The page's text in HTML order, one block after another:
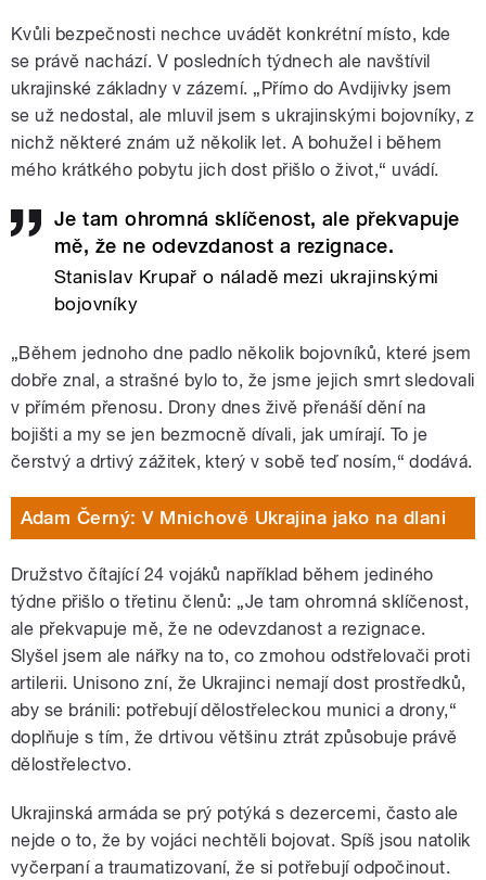
Kvůli bezpečnosti nechce uvádět konkrétní místo, kde
se právě nachází. V posledních týdnech ale navštívil
ukrajinské základny v zázemí. „Přímo do Avdijivky jsem
se už nedostal, ale mluvil jsem s ukrajinskými bojovníky, z
nichž některé znám už několik let. A bohužel i během
mého krátkého pobytu jich dost přišlo o život,“ uvádí.
Je tam ohromná sklíčenost, ale překvapuje
mě, že ne odevzdanost a rezignace.
Stanislav Krupař o náladě mezi ukrajinskými
bojovníky
„Během jednoho dne padlo několik bojovníků, které jsem
dobře znal, a strašné bylo to, že jsme jejich smrt sledovali
v přímém přenosu. Drony dnes živě přenáší dění na
bojišti a my se jen bezmocně dívali, jak umírají. To je
čerstvý a drtivý zážitek, který v sobě teď nosím,“ dodává.
Adam Černý: V Mnichově Ukrajina jako na dlani
Družstvo čítající 24 vojáků například během jediného
týdne přišlo o třetinu členů: „Je tam ohromná sklíčenost,
ale překvapuje mě, že ne odevzdanost a rezignace.
Slyšel jsem ale nářky na to, co zmohou odstřelovači proti
artilerii. Unisono zní, že Ukrajinci nemají dost prostředků,
aby se bránili: potřebují dělostřeleckou munici a drony,“
doplňuje s tím, že drtivou většinu ztrát způsobuje právě
dělostřelectvo.
Ukrajinská armáda se prý potýká s dezercemi, často ale
nejde o to, že by vojáci nechtěli bojovat. Spíš jsou natolik
vyčerpaní a traumatizovaní, že si potřebují odpočinout.